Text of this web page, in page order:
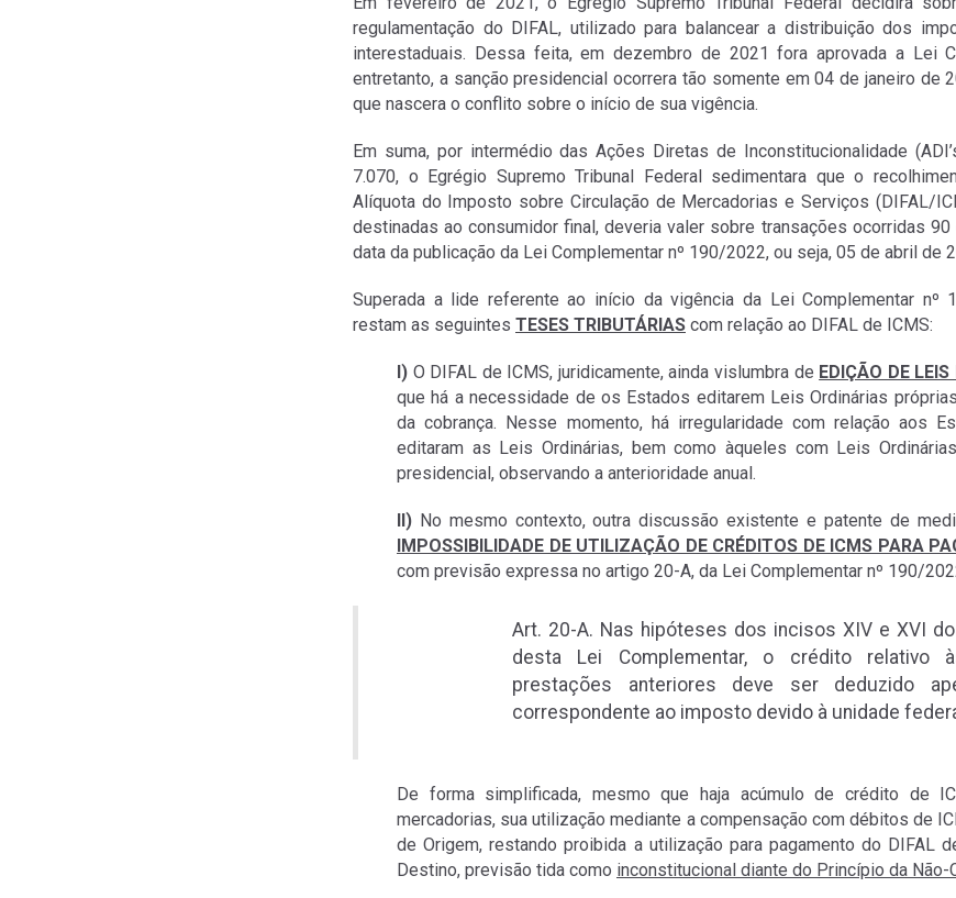
regulamentação do DIFAL, utilizado para balancear a distribuição dos
interestaduais. Dessa feita, em dezembro de 2021 fora aprovada a Lei
entretanto, a sanção presidencial ocorrera tão somente em 04 de janeiro de
que nascera o conflito sobre o início de sua vigência.
Em suma, por intermédio das Ações Diretas de Inconstitucionalidade
7.070, o Egrégio Supremo Tribunal Federal sedimentara que o
Alíquota do Imposto sobre Circulação de Mercadorias e Serviços (DIFAL/
destinadas ao consumidor final, deveria valer sobre transações ocorridas
data da publicação da Lei Complementar nº 190/2022, ou seja, 05 de abril de
Superada a lide referente ao início da vigência da Lei Complementar nº
restam as seguintes TESES TRIBUTÁRIAS com relação ao DIFAL de ICMS:
I) O DIFAL de ICMS, juridicamente, ainda vislumbra de EDIÇÃO DE
que há a necessidade de os Estados editarem Leis Ordinárias
da cobrança. Nesse momento, há irregularidade com relação aos
editaram as Leis Ordinárias, bem como àqueles com Leis
presidencial, observando a anterioridade anual.
II) No mesmo contexto, outra discussão existente e patente de
IMPOSSIBILIDADE DE UTILIZAÇÃO DE CRÉDITOS DE ICMS PARA
com previsão expressa no artigo 20-A, da Lei Complementar nº 190/
Art. 20-A. Nas hipóteses dos incisos XIV e XVI
desta Lei Complementar, o crédito relativo
prestações anteriores deve ser deduzido
correspondente ao imposto devido à unidade
De forma simplificada, mesmo que haja acúmulo de crédito de
mercadorias, sua utilização mediante a compensação com débitos de
de Origem, restando proibida a utilização para pagamento do DIFAL
Destino, previsão tida como inconstitucional diante do Princípio da Não-